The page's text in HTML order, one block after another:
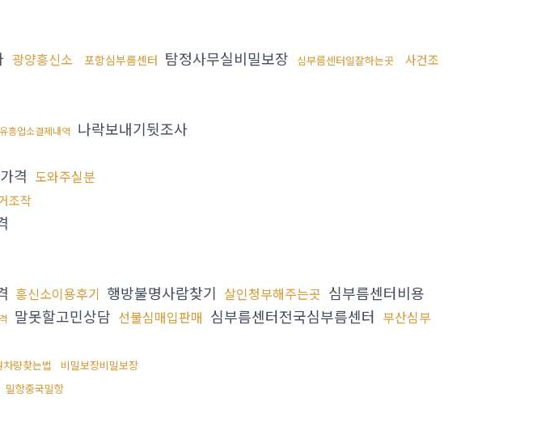
광양흥신소 포항심부름센터 탐정사무실비밀보장 심부름센터일잘하는곳
사건조
유흥업소결제내역 나락보내기뒷조사
격 도와주실분
조작
흥신소이용후기 행방불명사람찾기 살인청부해주는곳 심부름센터비용
말못할고민상담 선불심매입판매 심부름센터전국심부름센터 부산심부
차량찾는법 비밀보장비밀보장
밀항중국밀항